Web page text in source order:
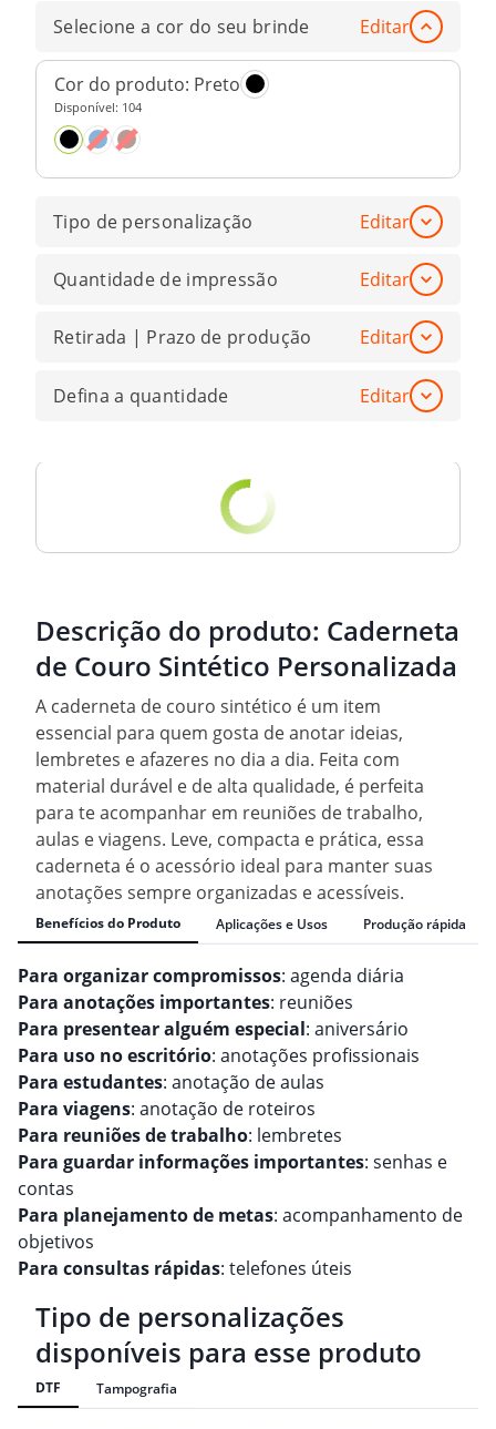
Selecione a cor do seu brinde Editar
Cor do produto: Preto
Disponível: 104
Tipo de personalização Editar
Quantidade de impressão Editar
Retirada | Prazo de produção Editar
Defina a quantidade Editar
Descrição do produto: Caderneta
de Couro Sintético Personalizada
A caderneta de couro sintético é um item
essencial para quem gosta de anotar ideias,
lembretes e afazeres no dia a dia. Feita com
material durável e de alta qualidade, é perfeita
para te acompanhar em reuniões de trabalho,
aulas e viagens. Leve, compacta e prática, essa
caderneta é o acessório ideal para manter suas
anotações sempre organizadas e acessíveis.
Benefícios do Produto Aplicações e Usos Produção rápida
Para organizar compromissos: agenda diária
Para anotações importantes: reuniões
Para presentear alguém especial: aniversário
Para uso no escritório: anotações profissionais
Para estudantes: anotação de aulas
Para viagens: anotação de roteiros
Para reuniões de trabalho: lembretes
Para guardar informações importantes: senhas e
contas
Para planejamento de metas: acompanhamento de
objetivos
Para consultas rápidas: telefones úteis
Tipo de personalizações
disponíveis para esse produto
DTF Tampografia